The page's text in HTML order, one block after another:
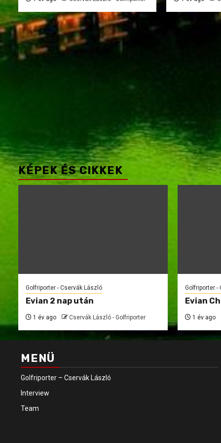
KÉPEK ÉS CIKKEK
Golfriporter - Cservák László
Evian 2 nap után
1 év ago Cservák László - Golfriporter
Golfriporter -
Evian
1 év ago
MENÜ
Golfriporter – Cservák László
Interview
Team